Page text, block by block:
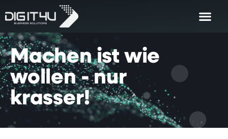
Machen ist wie
wollen - nur
krasser!